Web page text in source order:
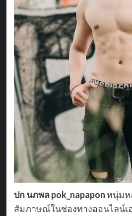
ปก นภพล pok_napapon หนุ่มห
สัมภาษณ์ในช่องทางออนไลน์เ